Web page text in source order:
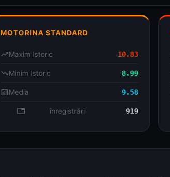
MOTORINA STANDARD
trending_upMaxim Istoric 10.83
trending_downMinim Istoric 8.99
analyticsMedia 9.58
database înregistrări 919